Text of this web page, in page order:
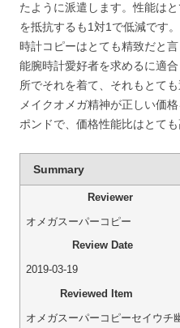
たように派遣します。性能は
を抵抗するも1対1で低減です
時計コピーはとても精致だと
能腕時計愛好者を求めるに適
所でそれを着て、それもとて
メイクオメガ精神が正しい価
ポンドで、価格性能比はとて
Summary
Reviewer
オメガスーパーコピー
Review Date
2019-03-19
Reviewed Item
オメガスーパーコピーセイウチ